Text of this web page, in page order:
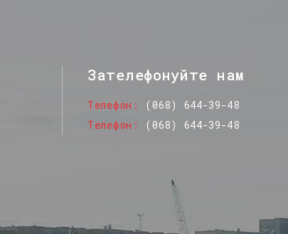
Зателефонуйте нам
Телефон
(068) 644-39-48
Телефон
(068) 644-39-48